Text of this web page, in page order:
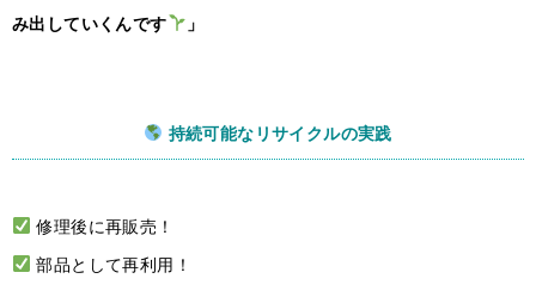
み出していくんです
」
持続可能なリサイクルの実践
修理後に再販売！
部品として再利用！